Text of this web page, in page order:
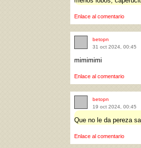
Enlace al comentario
betopn
31 oct 2024, 00:45
mimimimi
Enlace al comentario
betopn
19 oct 2024, 00:45
Que no le da pereza
Enlace al comentario